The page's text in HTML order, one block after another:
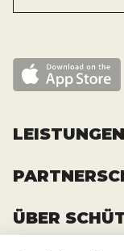
LEISTUNGEN
Baustoffe kaufen
Container mieten
Zusammenarbeit
ÜBER